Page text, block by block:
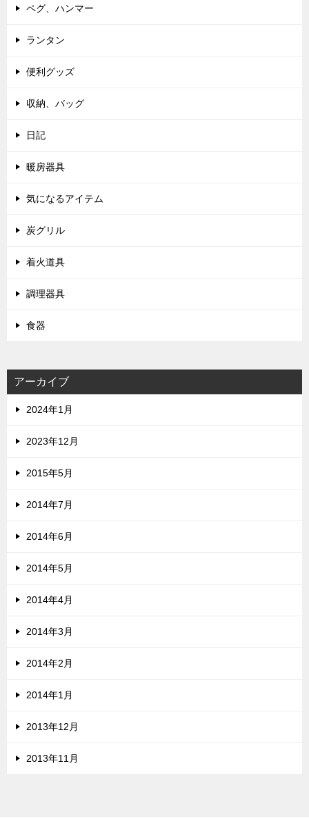
ペグ、ハンマー
ランタン
便利グッズ
収納、バッグ
日記
暖房器具
気になるアイテム
炭グリル
着火道具
調理器具
食器
アーカイブ
2024年1月
2023年12月
2015年5月
2014年7月
2014年6月
2014年5月
2014年4月
2014年3月
2014年2月
2014年1月
2013年12月
2013年11月